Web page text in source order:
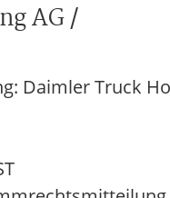
AG /
Daimler Truck